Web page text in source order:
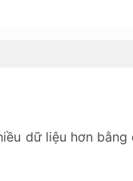
dữ liệu hơn